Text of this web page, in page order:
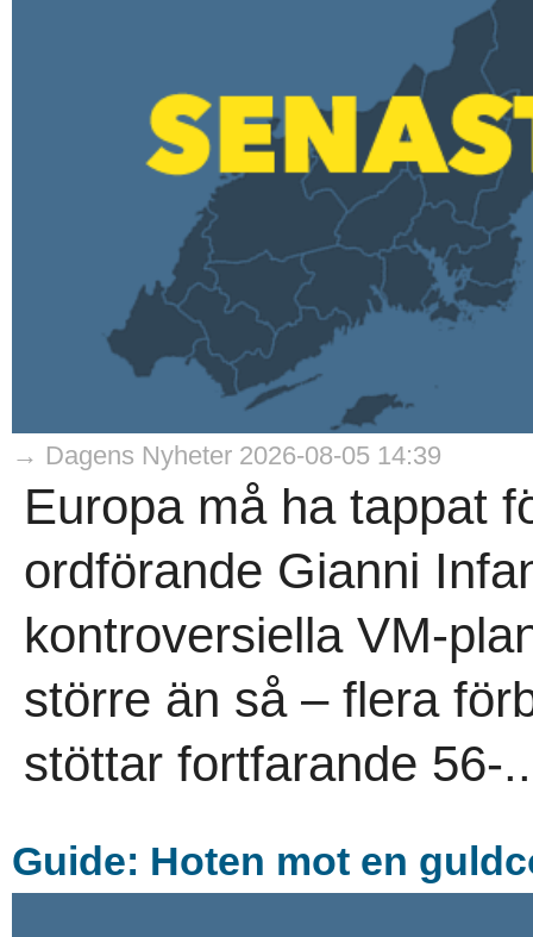
→ Dagens Nyheter 2026-08-05 14:39
Europa må ha tappat
ordförande Gianni
kontroversiella VM-
större än så – flera
stöttar fortfarande 56-..
Guide: Hoten mot en